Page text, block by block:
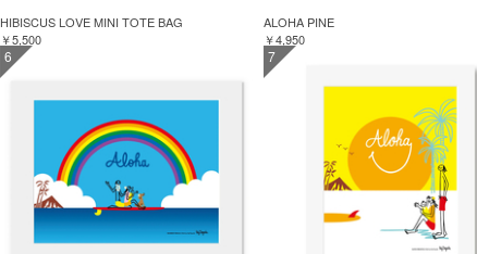
HIBISCUS LOVE MINI TOTE BAG
￥5,500
ALOHA PINE
￥4,950
6 7